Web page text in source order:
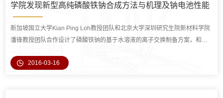
学院发现新型高纯磷酸铁钠合成方法与机理及钠电池性能
新加坡国立大学Kian Ping Loh教授团队和北京大学深圳研究生院新材料学院
潘锋教授团队合作设计了磷酸铁钠的基于水溶液的离子交换制备方案，和基
2016-03-16